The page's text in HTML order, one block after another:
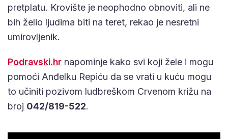
pretplatu. Krovište je neophodno obnoviti, ali ne
bih želio ljudima biti na teret, rekao je nesretni
umirovljenik.
Podravski.hr napominje kako svi koji žele i mogu
pomoći Anđelku Repiću da se vrati u kuću mogu
to učiniti pozivom ludbreškom Crvenom križu na
broj 042/819-522.